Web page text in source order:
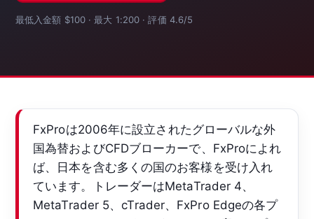
最低入金額 $100 · 最大 1:200 · 評価 4.6/5
FxProは2006年に設立されたグローバルな外
国為替およびCFDブローカーで、FxProによれ
ば、日本を含む多くの国のお客様を受け入れ
ています。トレーダーはMetaTrader 4、
MetaTrader 5、cTrader、FxPro Edgeの各プ